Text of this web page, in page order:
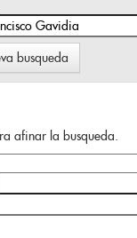
busqueda
afinar la busqueda.